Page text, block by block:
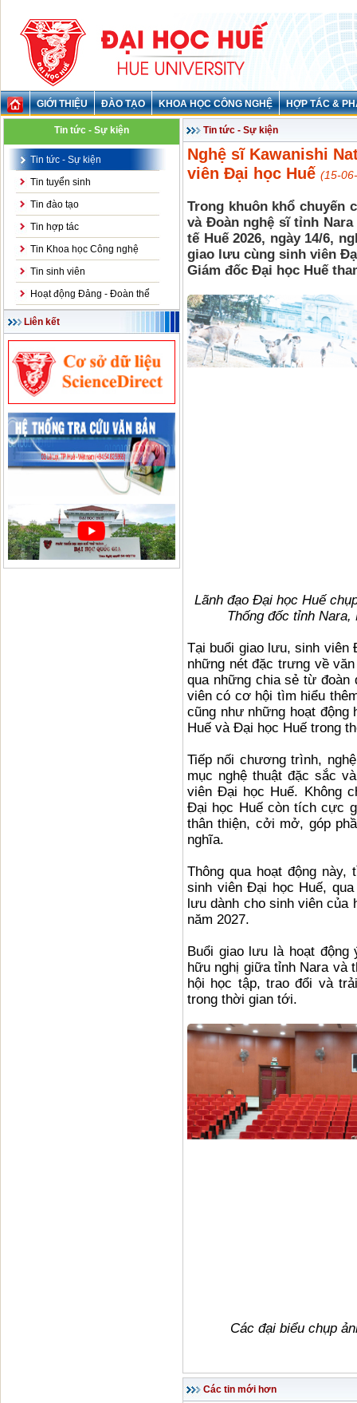
GIỚI THIỆU ĐÀO TẠO KHOA HỌC CÔNG NGHỆ HỢP TÁC &
Tin tức - Sự kiện
Tin tức - Sự kiện
Tin tuyển sinh
Tin đào tạo
Tin hợp tác
Tin Khoa học Công nghệ
Tin sinh viên
Hoạt động Đảng - Đoàn thể
Liên kết
Tin tức - Sự kiện
Nghệ sĩ Kawanishi
viên Đại học Huế (15-
Trong khuôn khổ chuyến
và Đoàn nghệ sĩ tỉnh
tế Huế 2026, ngày 14/6,
giao lưu cùng sinh viên
Giám đốc Đại học Huế
Lãnh đạo Đại học Huế
Thống đốc tỉnh
Tại buổi giao lưu, sinh viên
những nét đặc trưng về
qua những chia sẻ từ đoàn
viên có cơ hội tìm hiểu
cũng như những hoạt
Huế và Đại học Huế trong
Tiếp nối chương trình,
mục nghệ thuật đặc sắc
viên Đại học Huế. Không
Đại học Huế còn tích cực
thân thiện, cởi mở, góp
nghĩa.
Thông qua hoạt động
sinh viên Đại học Huế,
lưu dành cho sinh viên
năm 2027.
Buổi giao lưu là hoạt động
hữu nghị giữa tỉnh Nara và
hội học tập, trao đổi và
trong thời gian tới.
Các đại biểu chụp
Các tin mới hơn